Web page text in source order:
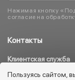
Контакты
Клиентская служба
8 800 333 08 45
Нажимая кнопку
согласие на
Пользуясь сайтом,